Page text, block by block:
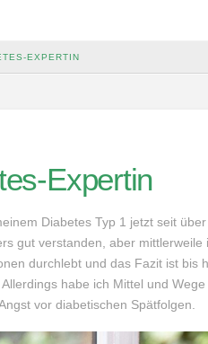
EXPERTIN
Expertin
Diabetes Typ 1 jetzt seit
gut verstanden, aber
durchlebt und das Fazit ist bis
habe ich Mittel und
vor diabetischen Spätfolgen.